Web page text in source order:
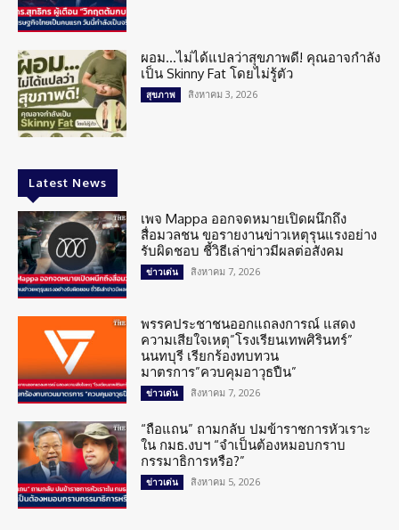
ผอม…ไม่ได้แปลว่าสุขภาพดี! คุณอาจกำลัง
เป็น Skinny Fat โดยไม่รู้ตัว
สุขภาพ สิงหาคม 3, 2026
Latest News
เพจ Mappa ออกจดหมายเปิดผนึกถึง
สื่อมวลชน ขอรายงานข่าวเหตุรุนแรงอย่าง
รับผิดชอบ ชี้วิธีเล่าข่าวมีผลต่อสังคม
ข่าวเด่น สิงหาคม 7, 2026
พรรคประชาชนออกแถลงการณ์ แสดง
ความเสียใจเหตุ”โรงเรียนเทพศิรินทร์”
นนทบุรี เรียกร้องทบทวน
มาตรการ”ควบคุมอาวุธปืน”
ข่าวเด่น สิงหาคม 7, 2026
“ถือแถน” ถามกลับ ปมข้าราชการหัวเราะ
ใน กมธ.งบฯ “จำเป็นต้องหมอบกราบ
กรรมาธิการหรือ?”
ข่าวเด่น สิงหาคม 5, 2026